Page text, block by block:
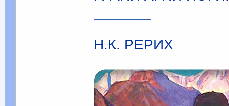
Н.К. РЕРИХ